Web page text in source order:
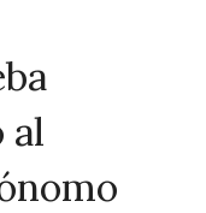
al